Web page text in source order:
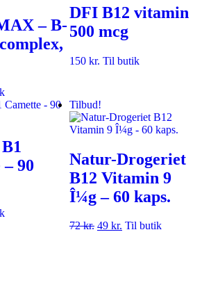
– B-
DFI B12 vitamin
500 mcg
150 kr. Til butik
90
Tilbud!
Natur-Drogeriet
B12 Vitamin 9
Î¼g – 60 kaps.
72kr. 49 kr. Til butik